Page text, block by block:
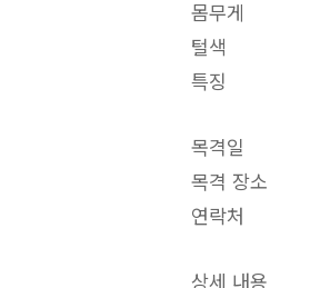
몸무게
털색
특징
목격일
목격 장소
연락처
상세 내용